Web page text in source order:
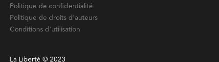
Politique de confidentialité
Politique de droits d'auteurs
Conditions d'utilisation
La Liberté © 2023